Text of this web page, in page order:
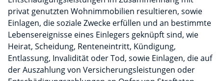
privat genutzten Wohnimmobilien resultieren, sowie
Einlagen, die soziale Zwecke erfüllen und an bestimmte
Lebensereignisse eines Einlegers geknüpft sind, wie
Heirat, Scheidung, Renteneintritt, Kündigung,
Entlassung, Invalidität oder Tod, sowie Einlagen, die auf
der Auszahlung von Versicherungsleistungen oder